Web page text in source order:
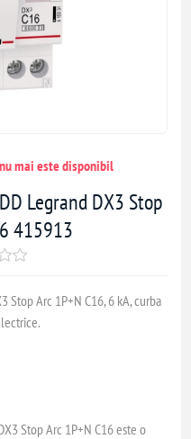
mai este disponibil
Legrand DX3 Stop
415913
Stop Arc 1P+N C16, 6 kA, curba
Stop Arc 1P+N C16 este o